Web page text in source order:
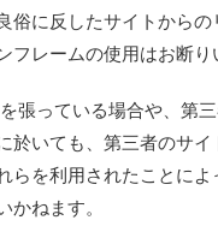
に反したサイトからの
レームの使用はお断り
張っている場合や、第
於いても、第三者のサ
らを利用されたことに
ねます。